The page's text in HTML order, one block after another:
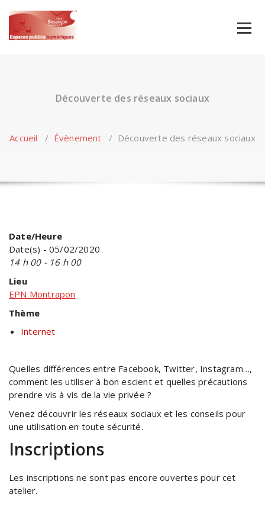
content
Découverte des réseaux sociaux
Accueil / Évènement / Découverte des réseaux sociaux
Date/Heure
Date(s) - 05/02/2020
14 h 00 - 16 h 00
Lieu
EPN Montrapon
Thème
Internet
Quelles différences entre Facebook, Twitter, Instagram…,
comment les utiliser à bon escient et quelles précautions
prendre vis à vis de la vie privée ?
Venez découvrir les réseaux sociaux et les conseils pour
une utilisation en toute sécurité.
Inscriptions
Les inscriptions ne sont pas encore ouvertes pour cet
atelier.